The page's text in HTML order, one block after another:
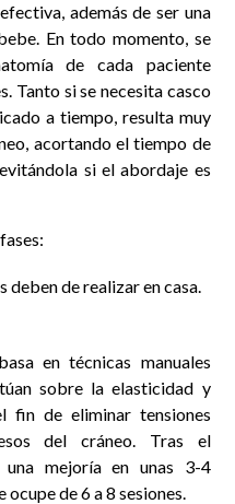
además de ser una
En todo momento, se
de cada paciente
Tanto si se necesita casco
a tiempo, resulta muy
acortando el tiempo de
si el abordaje es
deben de realizar en casa.
en técnicas manuales
sobre la elasticidad y
fin de eliminar tensiones
del cráneo. Tras el
mejoría en unas 3-4
ocupe de 6 a 8 sesiones.